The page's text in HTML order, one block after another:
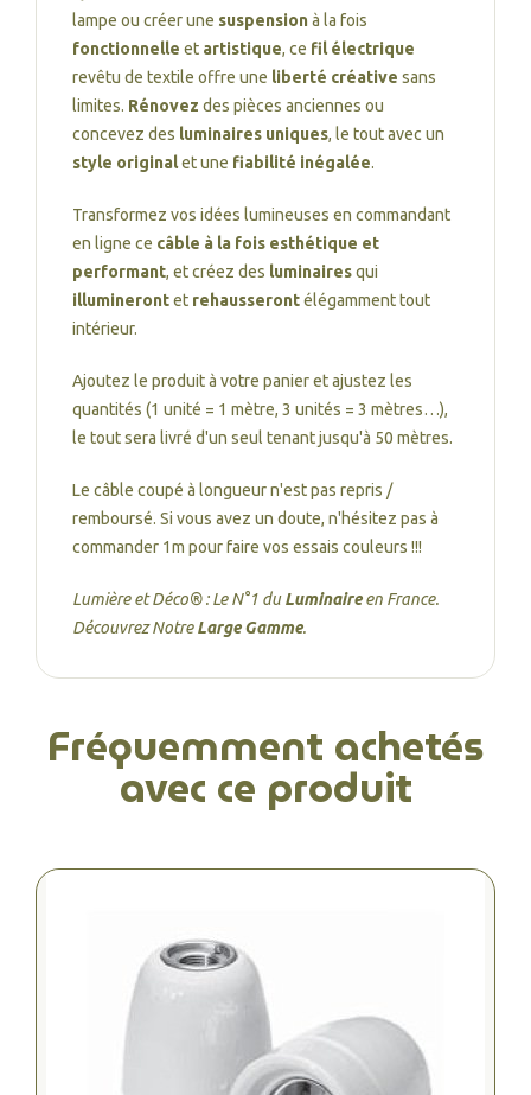
lampe ou créer une suspensionà la fois
fonctionnelle et artistique, ce fil électrique
revêtu de textile offre une liberté créative sans
limites. Rénovez des pièces anciennes ou
concevez des luminaires uniques, le tout avec un
style originalet une fiabilité inégalée.
Transformez vos idées lumineuses en commandant
en ligne ce câble à la fois esthétique et
performant, et créez des luminairesqui
illuminerontet rehausserontélégamment tout
intérieur.
Ajoutez le produit à votre panier et ajustez les
quantités (1 unité = 1 mètre, 3 unités = 3 mètres…),
le tout sera livré d'un seul tenant jusqu'à 50 mètres.
Le câble coupé à longueur n'est pas repris /
remboursé. Si vous avez un doute, n'hésitez pas à
commander 1m pour faire vos essais couleurs !!!
Lumière et Déco® : Le N°1 duLuminaireen France.
Découvrez NotreLarge Gamme.
Fréquemment achetés
avec ce produit